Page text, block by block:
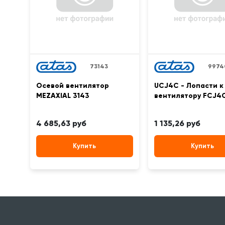
73143
Осевой вентилятор
MEZAXIAL 3143
4 685,63 руб
Купить
UCJ4C - Лопасти к
вентилятору
1 135,26 руб
Купить